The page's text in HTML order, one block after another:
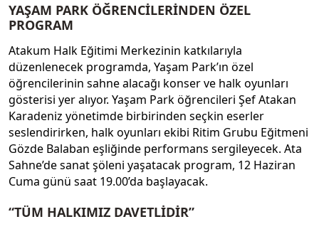
YAŞAM PARK ÖĞRENCİLERİNDEN ÖZEL
PROGRAM
Atakum Halk Eğitimi Merkezinin katkılarıyla
düzenlenecek programda, Yaşam Park’ın özel
öğrencilerinin sahne alacağı konser ve halk oyunları
gösterisi yer alıyor. Yaşam Park öğrencileri Şef Atakan
Karadeniz yönetimde birbirinden seçkin eserler
seslendirirken, halk oyunları ekibi Ritim Grubu Eğitmeni
Gözde Balaban eşliğinde performans sergileyecek. Ata
Sahne’de sanat şöleni yaşatacak program, 12 Haziran
Cuma günü saat 19.00’da başlayacak.
“TÜM HALKIMIZ DAVETLİDİR”